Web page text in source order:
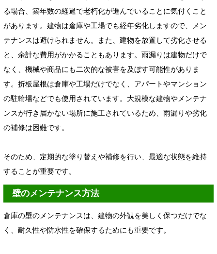
る場合、築年数の経過で老朽化が進んでいることに気付くこと
があります。建物は倉庫や工場でも経年劣化しますので、メン
テナンスは避けられません。また、建物を放置して劣化させる
と、余計な費用がかかることもあります。雨漏りは建物だけで
なく、機械や商品にも二次的な被害を及ぼす可能性がありま
す。折板屋根は倉庫や工場だけでなく、アパートやマンション
の駐輪場などでも使用されています。大規模な建物やメンテナ
ンスが行き届かない場所に施工されているため、雨漏りや劣化
の補修は困難です。
そのため、定期的な塗り替えや補修を行い、最適な状態を維持
することが重要です。
壁のメンテナンス方法
倉庫の壁のメンテナンスは、建物の外観を美しく保つだけでな
く、耐久性や防水性を確保するためにも重要です。